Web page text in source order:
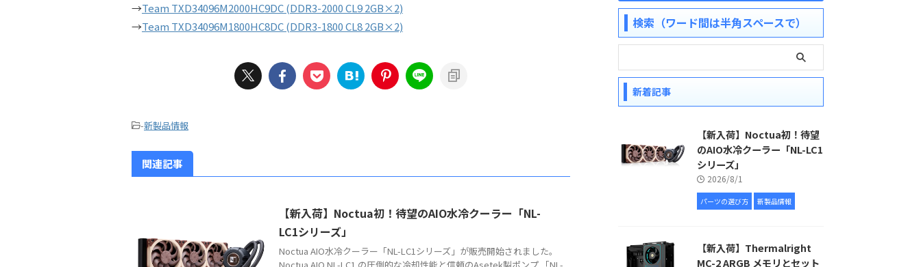
→Team TXD34096M2000HC9DC (DDR3-2000 CL9 2GB×2)
→Team TXD34096M1800HC8DC (DDR3-1800 CL8 2GB×2)
-新製品情報
関連記事
【新入荷】Noctua初！待望のAIO水冷クーラー「NL-
LC1シリーズ」
Noctua AIO水冷クーラー「NL-LC1シリーズ」が販売開始されました。
Noctua AIO NL-LC1 の圧倒的な冷却性能と信頼のAsetek製ポンプ 「NL-
検索（ワード間は半角スペースで）
新着記事
【新入荷】Noctua初！待望
のAIO水冷クーラー「NL-LC1
シリーズ」
2026/8/1
パーツの選び方 新製品情報
【新入荷】Thermalright
MC-2 ARGB メモリとセット